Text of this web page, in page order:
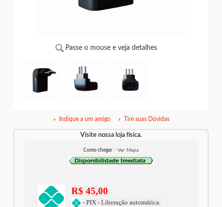
Passe o mouse e veja detalhes
Indique a um amigo Tire suas Dúvidas
Visite nossa loja física.
Como chegar - Ver Mapa
R$ 45,00
- PIX - Liberação automática.